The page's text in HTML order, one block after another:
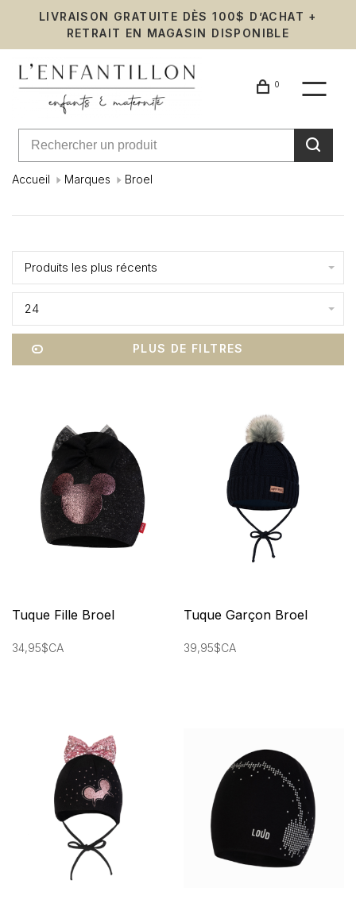
LIVRAISON GRATUITE DÈS 100$ D’ACHAT +
RETRAIT EN MAGASIN DISPONIBLE
0
Accueil Marques Broel
Broel
Produits les plus récents
24
PLUS DE FILTRES
Tuque Fille Broel
34,95$CA
Tuque Garçon Broel
39,95$CA